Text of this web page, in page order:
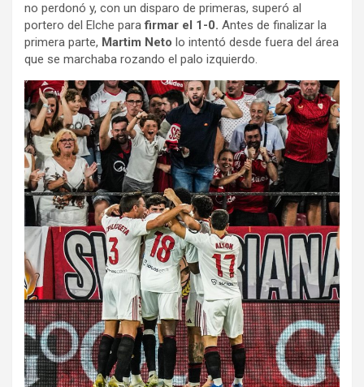
no perdonó y, con un disparo de primeras, superó al
portero del Elche parafirmar el 1-0. Antes de finalizar la
primera parte, Martim Neto lo intentó desde fuera del área
que se marchaba rozando el palo izquierdo.